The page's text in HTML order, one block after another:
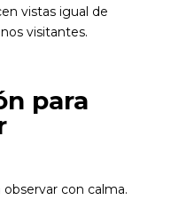
vistas igual de
visitantes.
para
con calma.